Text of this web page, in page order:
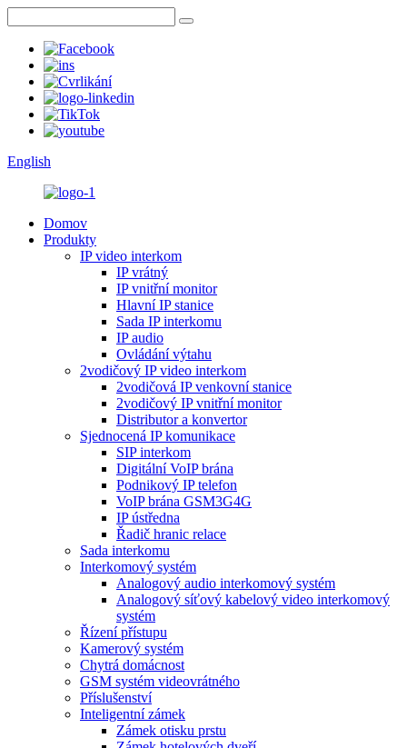
English
Domov
Produkty
IP video interkom
IP vrátný
IP vnitřní monitor
Hlavní IP stanice
Sada IP interkomu
IP audio
Ovládání výtahu
2vodičový IP video interkom
2vodičová IP venkovní stanice
2vodičový IP vnitřní monitor
Distributor a konvertor
Sjednocená IP komunikace
SIP interkom
Digitální VoIP brána
Podnikový IP telefon
VoIP brána GSM3G4G
IP ústředna
Řadič hranic relace
Sada interkomu
Interkomový systém
Analogový audio interkomový systém
Analogový síťový kabelový video interkomový
systém
Řízení přístupu
Kamerový systém
Chytrá domácnost
GSM systém videovrátného
Příslušenství
Inteligentní zámek
Zámek otisku prstu